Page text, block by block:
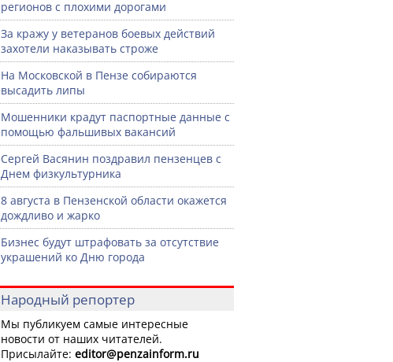
регионов с плохими дорогами
За кражу у ветеранов боевых действий
захотели наказывать строже
На Московской в Пензе собираются
высадить липы
Мошенники крадут паспортные данные с
помощью фальшивых вакансий
Сергей Васянин поздравил пензенцев с
Днем физкультурника
8 августа в Пензенской области окажется
дождливо и жарко
Бизнес будут штрафовать за отсутствие
украшений ко Дню города
Народный репортер
Мы публикуем самые интересные
новости от наших читателей.
Присылайте: editor@penzainform.ru